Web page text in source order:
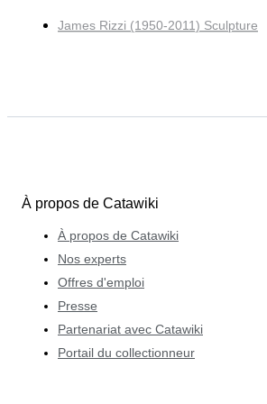
James Rizzi (1950-2011) Sculpture
À propos de Catawiki
À propos de Catawiki
Nos experts
Offres d'emploi
Presse
Partenariat avec Catawiki
Portail du collectionneur